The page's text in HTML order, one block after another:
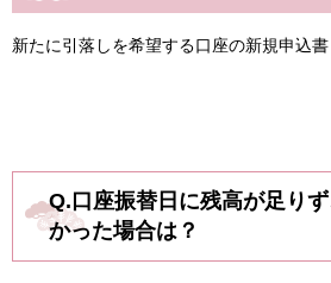
新たに引落しを希望する口座の新規申込書
Q.口座振替日に残高が足り
かった場合は？